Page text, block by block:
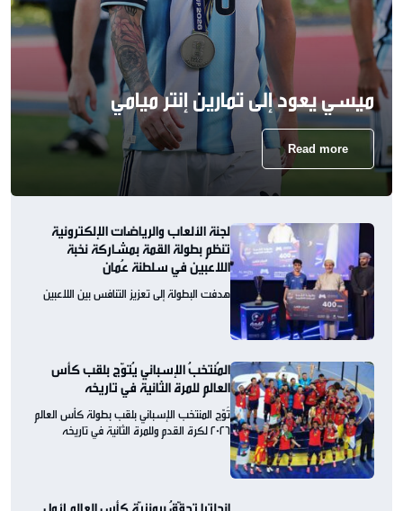
ميسي يعود إلى تمارين إنتر ميامي
Read more
لجنة الألعاب والرياضات الإلكترونية
تنظم بطولة القمة بمشاركة نخبة
اللاعبين في سلطنة عُمان
هدفت البطولة إلى تعزيز التنافس بين اللاعبين
المُنتخبُ الإسباني يُتوّج بلقب كأس
العالم للمرة الثانية في تاريخه
تُوّج المنتخب الإسباني بلقب بطولة كأس العالم
2026 لكرة القدم وللمرة الثانية في تاريخه